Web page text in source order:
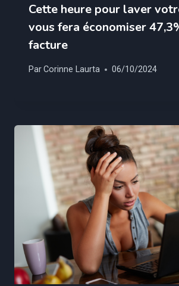
Cette heure pour laver
vous fera économiser
facture
ParCorinne Laurta 06/10/2024